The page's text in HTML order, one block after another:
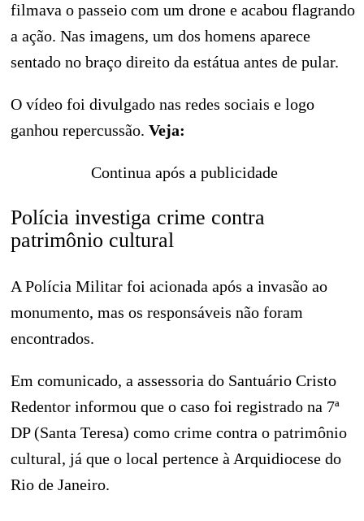
filmava o passeio com um drone e acabou flagrando
a ação. Nas imagens, um dos homens aparece
sentado no braço direito da estátua antes de pular.
O vídeo foi divulgado nas redes sociais e logo
ganhou repercussão. Veja:
Continua após a publicidade
Polícia investiga crime contra
patrimônio cultural
A Polícia Militar foi acionada após a invasão ao
monumento, mas os responsáveis não foram
encontrados.
Em comunicado, a assessoria do Santuário Cristo
Redentor informou que o caso foi registrado na 7ª
DP (Santa Teresa) como crime contra o patrimônio
cultural, já que o local pertence à Arquidiocese do
Rio de Janeiro.